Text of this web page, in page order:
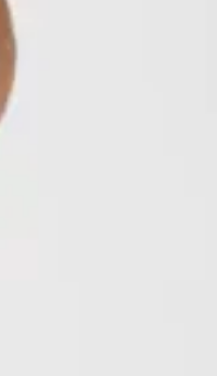
initiaux ne sont pas
de livraison pour le retour
être assumés par
que tous les retours
assurance et un numéro
pouvons pas être tenus
égarées ou abîmées
les articles doivent être
et non portés. Dans le
doivent également y être
retournés endommagés, salis
refusés et renvoyés au
30 jours pour que votre
que les commandes
un achat sur notre boutique,
d’achat et de
les renseignements
fournissez, tels que votre
adresse courriel.
sur notre boutique, nous
l’adresse de
IP) de votre ordinateur,
plus de détails au sujet